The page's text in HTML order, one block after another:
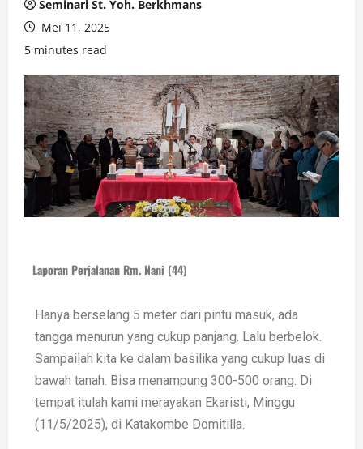
Seminari St. Yoh. Berkhmans
Mei 11, 2025
5 minutes read
Laporan Perjalanan Rm. Nani (44)
Hanya berselang 5 meter dari pintu masuk, ada
tangga menurun yang cukup panjang. Lalu berbelok.
Sampailah kita ke dalam basilika yang cukup luas di
bawah tanah. Bisa menampung 300-500 orang. Di
tempat itulah kami merayakan Ekaristi, Minggu
(11/5/2025), di Katakombe Domitilla.